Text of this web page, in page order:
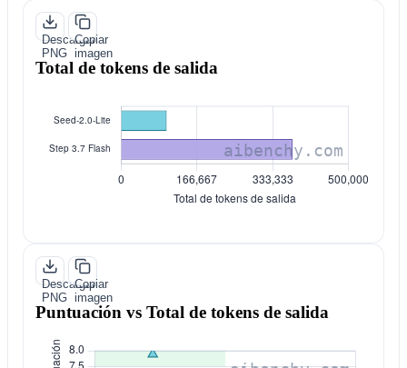
Descargar
PNG
Copiar
imagen
Total de tokens de salida
Descargar
PNG
Copiar
imagen
Puntuación vs Total de tokens de salida